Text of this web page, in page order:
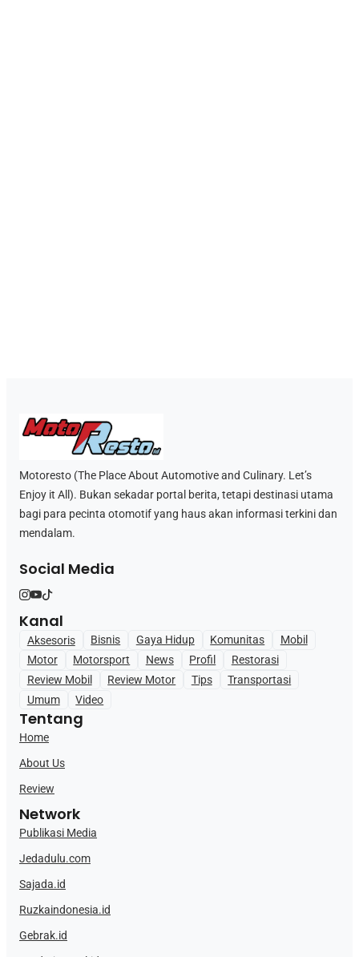
Motoresto (The Place About Automotive and Culinary. Let’s
Enjoy it All). Bukan sekadar portal berita, tetapi destinasi utama
bagi para pecinta otomotif yang haus akan informasi terkini dan
mendalam.
Social Media
Kanal
Aksesoris Bisnis Gaya Hidup Komunitas
Mobil
Motor
Motorsport News Profil
Restorasi
Review Mobil
Review Motor Tips
Transportasi
Umum
Video
Tentang
Home
About Us
Review
Network
Publikasi Media
Jedadulu.com
Sajada.id
Ruzkaindonesia.id
Gebrak.id